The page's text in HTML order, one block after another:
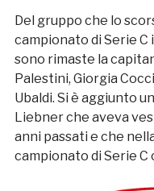
Del gruppo che lo
campionato di Serie C
sono rimaste la
Palestini, Giorgia
Ubaldi. Si è aggiunto
Liebner che aveva
anni passati e che
campionato di Serie C